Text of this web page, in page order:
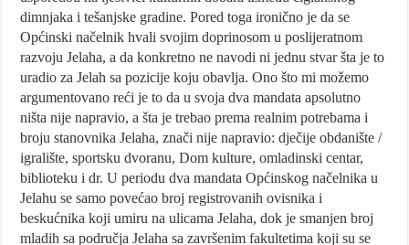
dimnjaka i tešanjske gradine. Pored toga ironično je da se
Općinski načelnik hvali svojim doprinosom u poslijeratnom
razvoju Jelaha, a da konkretno ne navodi ni jednu stvar šta je to
uradio za Jelah sa pozicije koju obavlja. Ono što mi možemo
argumentovano reći je to da u svoja dva mandata apsolutno
ništa nije napravio, a šta je trebao prema realnim potrebama i
broju stanovnika Jelaha, znači nije napravio: dječije obdanište /
igralište, sportsku dvoranu, Dom kulture, omladinski centar,
biblioteku i dr. U periodu dva mandata Općinskog načelnika u
Jelahu se samo povećao broj registrovanih ovisnika i
beskućnika koji umiru na ulicama Jelaha, dok je smanjen broj
mladih sa područja Jelaha sa završenim fakultetima koji su se